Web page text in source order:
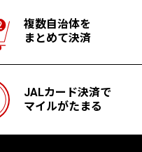
複数自治体を
まとめて決済
JALカード決済で
マイルがたまる